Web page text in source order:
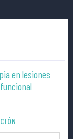
en lesiones